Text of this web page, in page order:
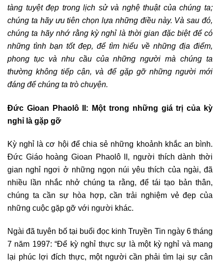
tàng tuyệt đẹp trong lịch sử và nghệ thuật của chúng ta;
chúng ta hãy ưu tiên chọn lựa những điều này. Và sau đó,
chúng ta hãy nhớ rằng kỳ nghỉ là thời gian đặc biệt để có
những tình bạn tốt đẹp, để tìm hiểu về những địa điểm,
phong tục và nhu cầu của những người mà chúng ta
thường không tiếp cận, và để gặp gỡ những người mới
đáng để chúng ta trò chuyện.
Đức Gioan Phaolô II: Một trong những giá trị của kỳ
nghỉ là gặp gỡ
Kỳ nghỉ là cơ hội để chia sẻ những khoảnh khắc an bình.
Đức Giáo hoàng Gioan Phaolô II, người thích dành thời
gian nghỉ ngơi ở những ngọn núi yêu thích của ngài, đã
nhiều lần nhắc nhở chúng ta rằng, để tái tạo bản thân,
chúng ta cần sự hòa hợp, cần trải nghiệm vẻ đẹp của
những cuộc gặp gỡ với người khác.
Ngài đã tuyên bố tại buổi đọc kinh Truyền Tin ngày 6 tháng
7 năm 1997: “Để kỳ nghỉ thực sự là một kỳ nghỉ và mang
lại phúc lợi đích thực, một người cần phải tìm lại sự cân